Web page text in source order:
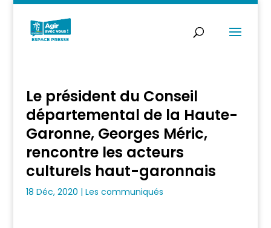
Le président du Conseil
départemental de la Haute-
Garonne, Georges Méric,
rencontre les acteurs
culturels haut-garonnais
18 Déc, 2020 | Les communiqués